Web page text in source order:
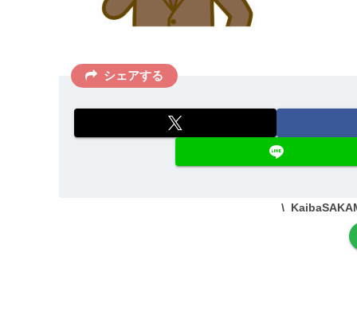
シェアする